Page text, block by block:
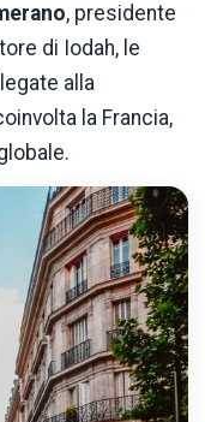
, presidente
di Iodah, le
alla
la Francia,